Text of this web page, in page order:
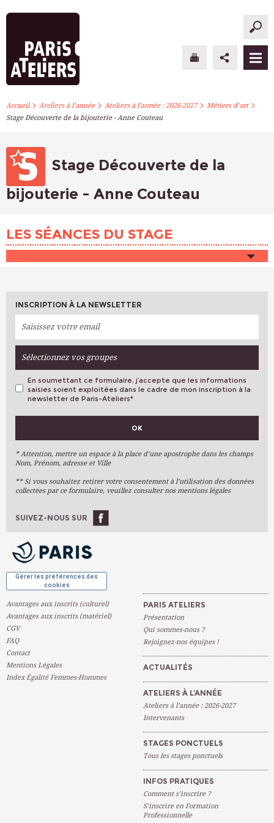
PARIS ATELIERS
ATELIERS À L’ANNÉE
STAGES PONCTUELS
S’INSCRIRE
Accueil> Ateliers à l’année> Ateliers à l’année : 2026-2027> Métiers d’art>
Stage Découverte de la bijouterie - Anne Couteau
Stage Découverte de la
bijouterie - Anne Couteau
LES SÉANCES DU STAGE
INSCRIPTION À LA NEWSLETTER
Sélectionnez vos groupes
VOS PRÉFÉRENCES
Arts Plastiques
Arts Du Texte
Arts Numériques
Ateliers À L'année
En soumettant ce formulaire, j’accepte que les informations
saisies soient exploitées dans le cadre de mon inscription à la
newsletter de Paris-Ateliers*
OK
* Attention, mettre un espace à la place d’une apostrophe dans les champs
Nom, Prénom, adresse et Ville
** Si vous souhaitez retirer votre consentement à l’utilisation des données
collectées par ce formulaire, veuillez consulter nos mentions légales
SUIVEZ-NOUS SUR
Gérer les préférences des
cookies
Avantages aux inscrits (culturel)
Avantages aux inscrits (matériel)
CGV
FAQ
Contact
Mentions Légales
Index Égalité Femmes-Hommes
PARIS ATELIERS
Présentation
Qui sommes-nous ?
Rejoignez-nos équipes !
ACTUALITÉS
ATELIERS À L’ANNÉE
Ateliers à l’année : 2026-2027
Intervenants
STAGES PONCTUELS
Tous les stages ponctuels
INFOS PRATIQUES
Comment s’inscrire ?
S’inscrire en Formation
Professionnelle